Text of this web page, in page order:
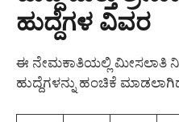
ಹುದ್ದೆಗಳ ವಿವರ
ಈ ನೇಮಕಾತಿಯಲ್ಲಿ ಮೀಸಲಾತಿ
ಹುದ್ದೆಗಳನ್ನು ಹಂಚಿಕೆ